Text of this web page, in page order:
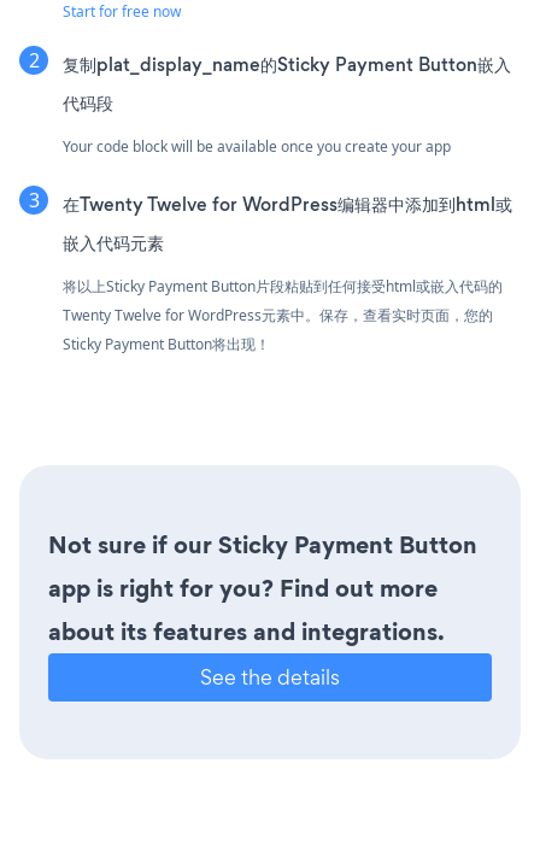
Start for free now
复制plat_display_name的Sticky Payment Button嵌入
代码段
Your code block will be available once you create your app
在Twenty Twelve for WordPress编辑器中添加到html或
嵌入代码元素
将以上Sticky Payment Button片段粘贴到任何接受html或嵌入代码的
Twenty Twelve for WordPress元素中。保存，查看实时页面，您的
Sticky Payment Button将出现！
Not sure if our Sticky Payment Button
app is right for you? Find out more
about its features and integrations.
See the details